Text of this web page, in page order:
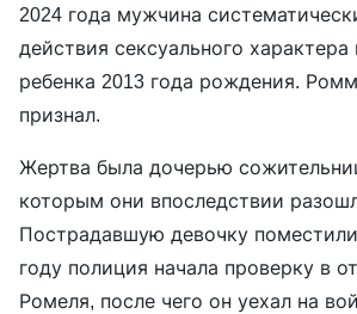
2024 года мужчина
действия сексуального
ребенка 2013 года рождения.
признал.
Жертва была дочерью
которым они впоследствии
Пострадавшую девочку
году полиция начала проверку в
Ромеля, после чего он уехал на